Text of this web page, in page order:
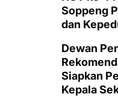
Soppeng
dan
Dewan
Siapkan
Kepala